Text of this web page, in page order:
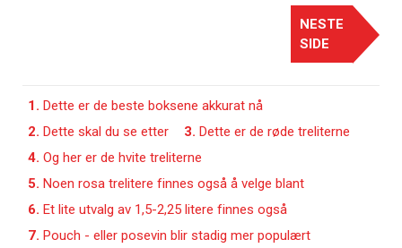
NESTE
SIDE
1. Dette er de beste boksene akkurat nå
2. Dette skal du se etter 3. Dette er de røde treliterne
4. Og her er de hvite treliterne
5. Noen rosa trelitere finnes også å velge blant
6. Et lite utvalg av 1,5-2,25 litere finnes også
7. Pouch - eller posevin blir stadig mer populært